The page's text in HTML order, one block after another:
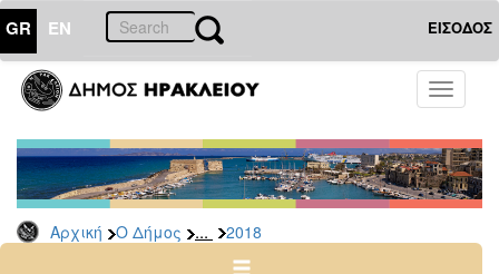
GR EN ΕΙΣΟΔΟΣ
Toggle
Αρχική Ο Δήμος ... 2018
ΔΗΜΟΣ
Δελτία
Τύπου
Αρχείο
2026